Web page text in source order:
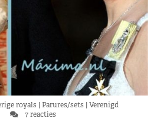
royals Parures/sets
Verenigd
7 reacties